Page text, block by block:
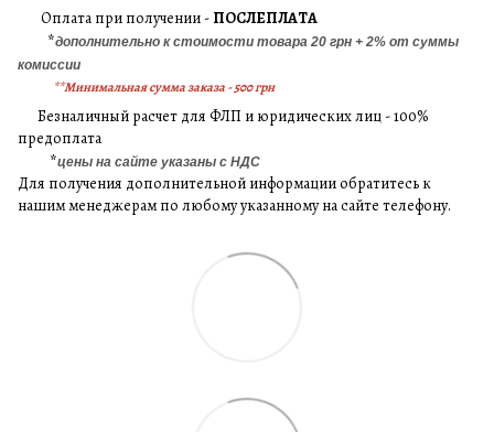
Оплата при получении - ПОСЛЕПЛАТА
*дополнительно к стоимости товара 20 грн + 2% от суммы
комиссии
**Минимальная сумма заказа - 500 грн
Безналичный расчет для ФЛП и юридических лиц - 100%
предоплата
*цены на сайте указаны с НДС
Для получения дополнительной информации обратитесь к
нашим менеджерам по любому указанному на сайте телефону.